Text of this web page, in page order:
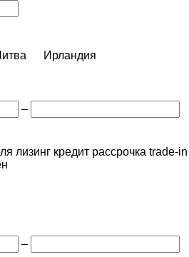
Ирландия
–
лизинг кредит рассрочка trade-in
–